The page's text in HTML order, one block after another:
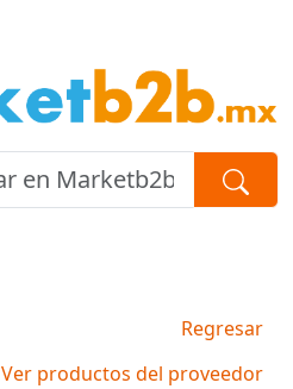
Regresar
Ver productos del proveedor